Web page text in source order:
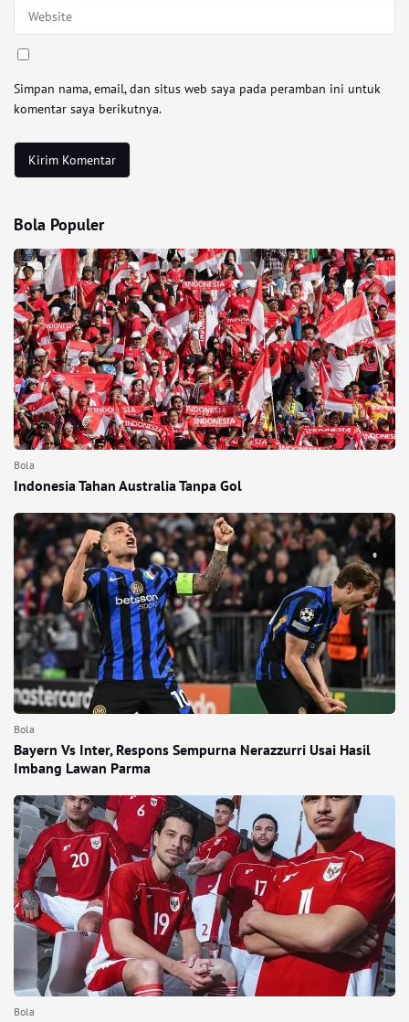
Simpan nama, email, dan situs web saya pada peramban ini untuk
komentar saya berikutnya.
Bola Populer
Bola
Indonesia Tahan Australia Tanpa Gol
Bola
Bayern Vs Inter, Respons Sempurna Nerazzurri Usai Hasil
Imbang Lawan Parma
Bola